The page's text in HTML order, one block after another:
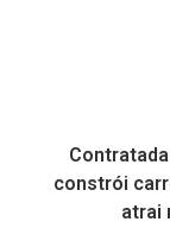
constrói
atrai